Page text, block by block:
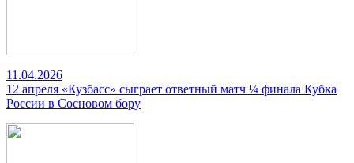
11.04.2026
12 апреля «Кузбасс» сыграет ответный матч ¼ финала Кубка
России в Сосновом бору